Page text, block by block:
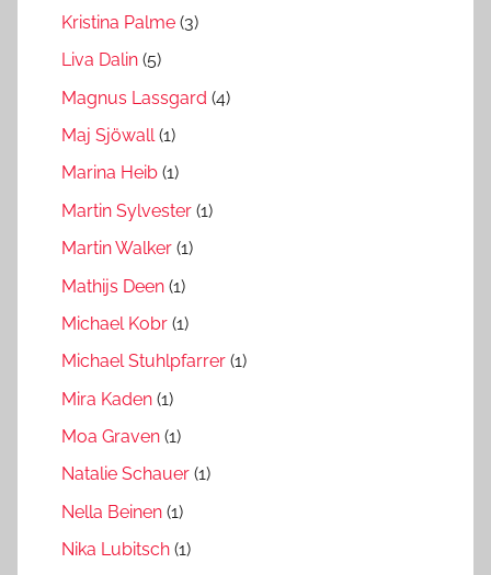
Kristina Palme (3)
Liva Dalin (5)
Magnus Lassgard (4)
Maj Sjöwall(1)
Marina Heib (1)
Martin Sylvester (1)
Martin Walker (1)
Mathijs Deen (1)
Michael Kobr (1)
Michael Stuhlpfarrer (1)
Mira Kaden (1)
Moa Graven (1)
Natalie Schauer (1)
Nella Beinen (1)
Nika Lubitsch (1)